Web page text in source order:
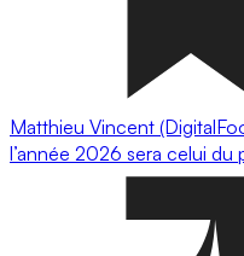
Matthieu Vincent
l’année 2026 sera celui du